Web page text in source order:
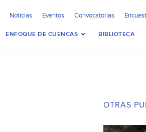
Noticias Eventos Convocatorias
ENFOQUE DE CUENCAS BIBLIOTECA
OTRAS